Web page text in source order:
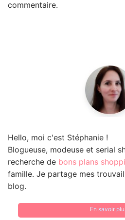
commentaire.
Hello, moi c'est Stéphanie !
Blogueuse, modeuse et serial
recherche de bons plans
famille. Je partage mes
blog.
En savoir